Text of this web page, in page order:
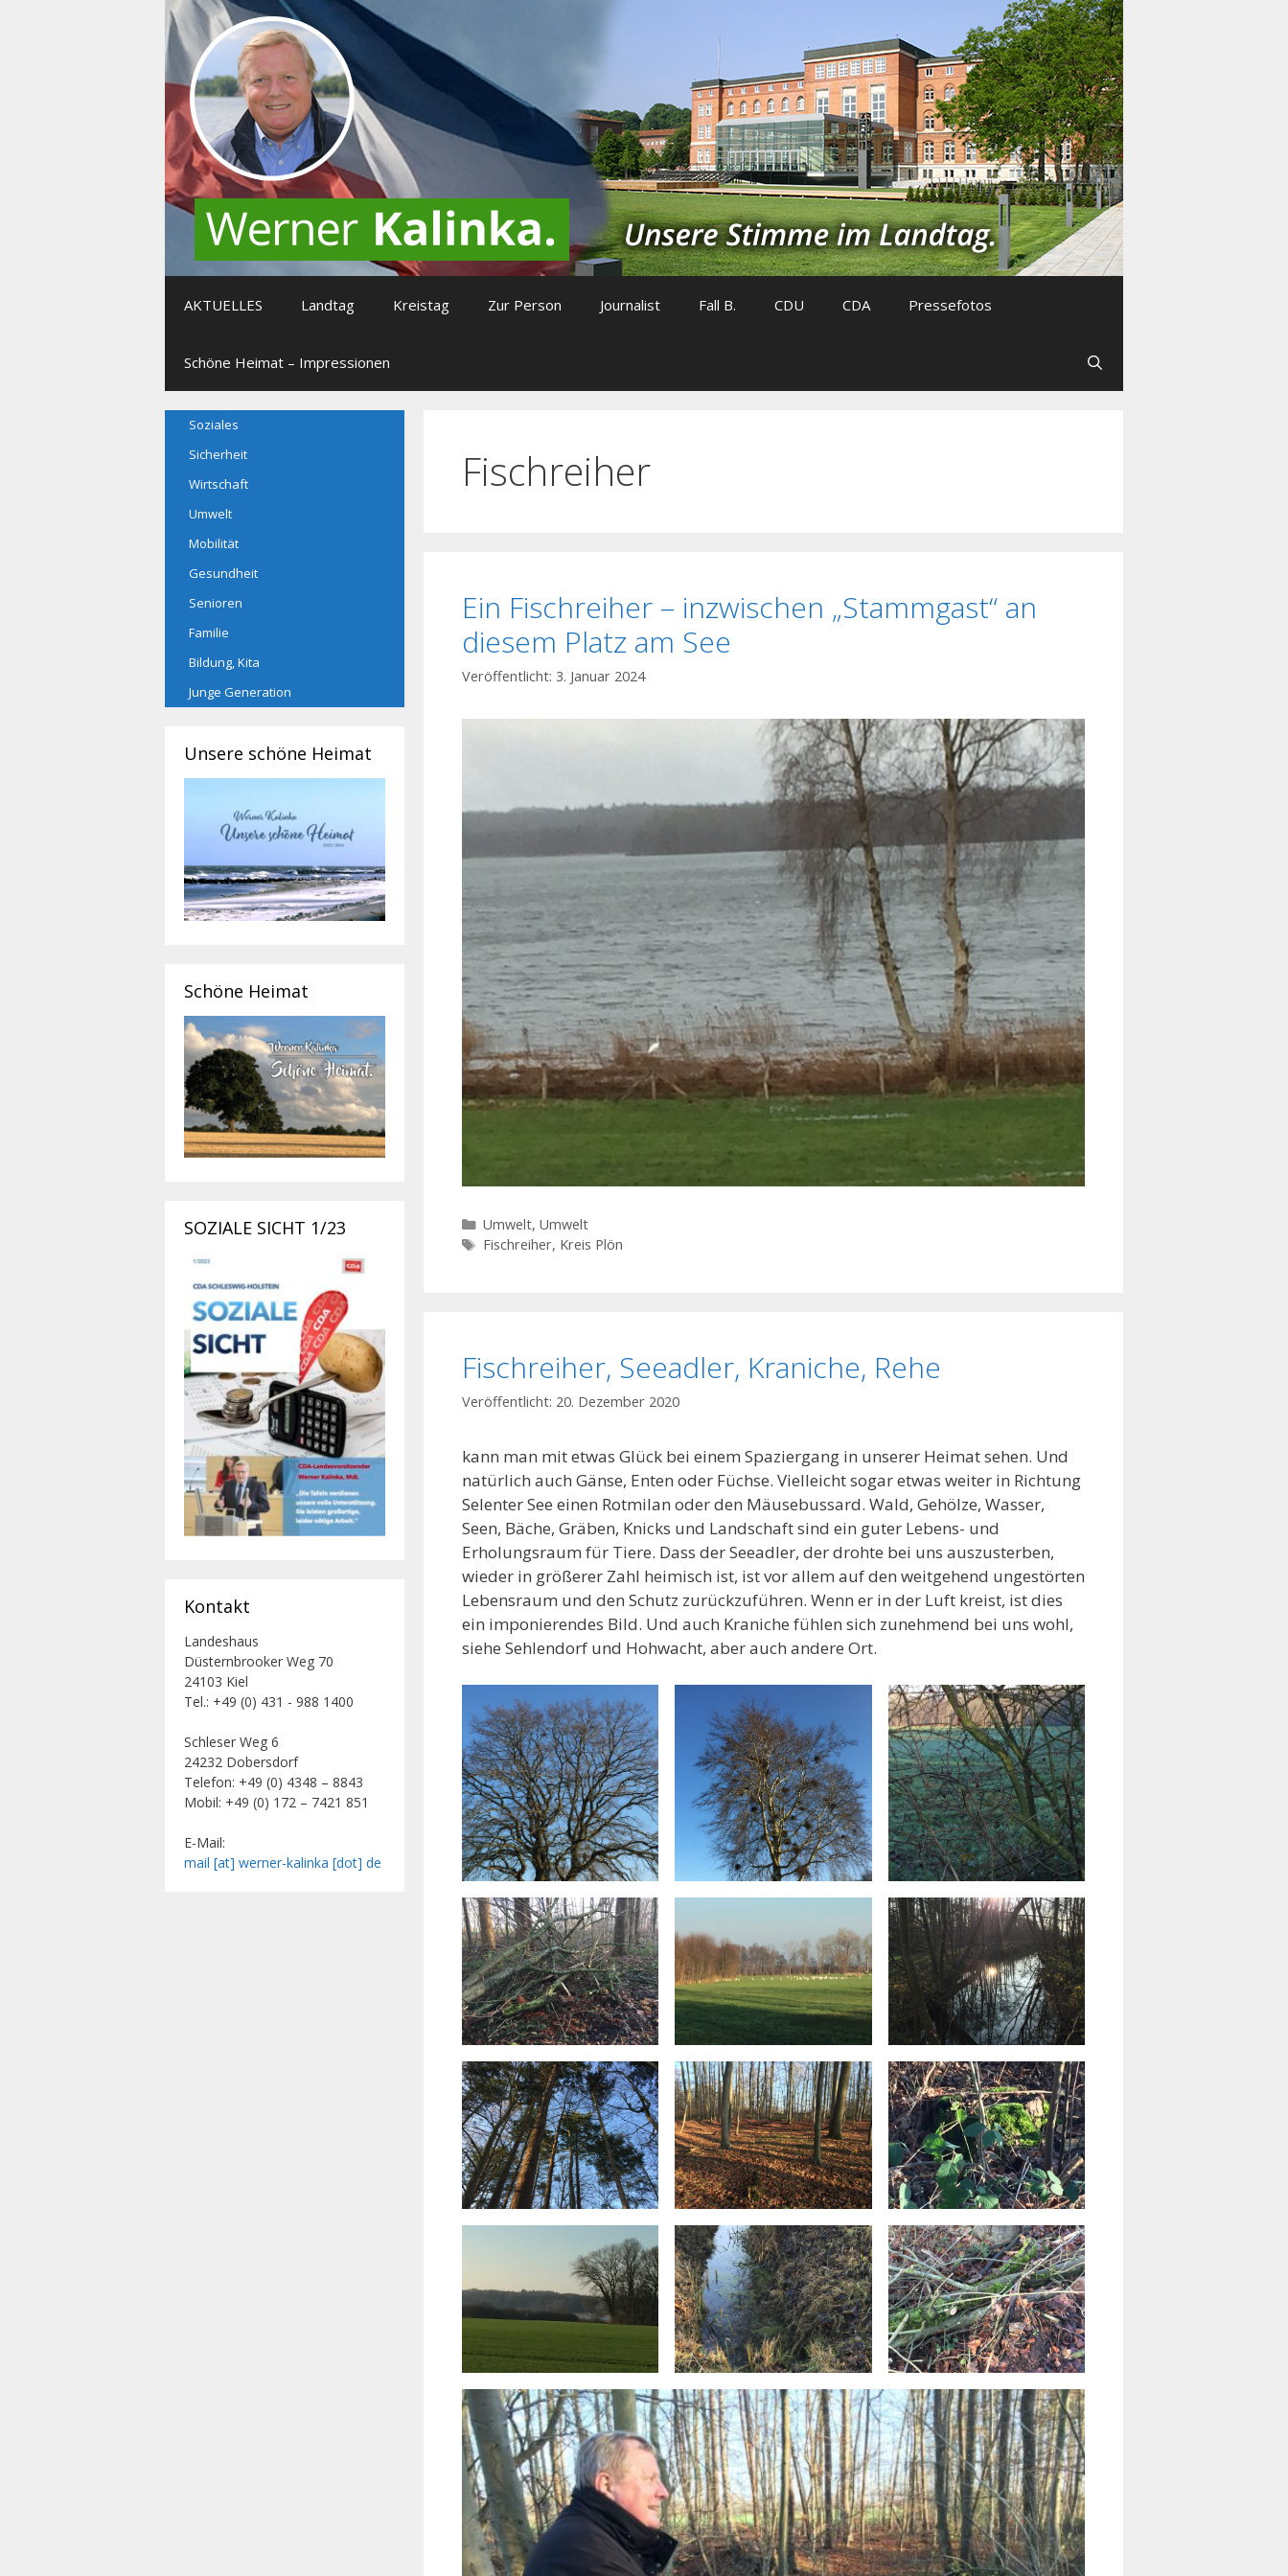
AKTUELLES Landtag Kreistag Zur Person Journalist Fall B. CDU CDA Pressefotos
Schöne Heimat – Impressionen
Fischreiher
Ein Fischreiher – inzwischen „Stammgast“ an
diesem Platz am See
3. Januar 2024
Kategorien
Umwelt, Umwelt
Schlagwörter
Fischreiher, Kreis Plön
Fischreiher, Seeadler, Kraniche, Rehe
20. Dezember 2020
kann man mit etwas Glück bei einem Spaziergang in unserer Heimat sehen. Und
natürlich auch Gänse, Enten oder Füchse. Vielleicht sogar etwas weiter in Richtung
Selenter See einen Rotmilan oder den Mäusebussard. Wald, Gehölze, Wasser,
Seen, Bäche, Gräben, Knicks und Landschaft sind ein guter Lebens- und
Erholungsraum für Tiere. Dass der Seeadler, der drohte bei uns auszusterben,
wieder in größerer Zahl heimisch ist, ist vor allem auf den weitgehend ungestörten
Lebensraum und den Schutz zurückzuführen. Wenn er in der Luft kreist, ist dies
ein imponierendes Bild. Und auch Kraniche fühlen sich zunehmend bei uns wohl,
siehe Sehlendorf und Hohwacht, aber auch andere Ort.
Soziales
Sicherheit
Wirtschaft
Umwelt
Mobilität
Gesundheit
Senioren
Familie
Bildung, Kita
Junge Generation
Unsere schöne Heimat
Schöne Heimat
SOZIALE SICHT 1/23
Kontakt
Landeshaus
Düsternbrooker Weg 70
24103 Kiel
Tel.: +49 (0) 431 - 988 1400
Schleser Weg 6
24232 Dobersdorf
Telefon: +49 (0) 4348 – 8843
Mobil: +49 (0) 172 – 7421 851
E-Mail:
mail [at] werner-kalinka [dot] de